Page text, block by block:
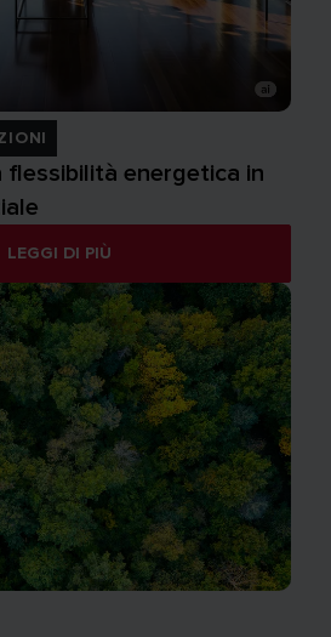
flessibilità energetica in
LEGGI DI PIÙ